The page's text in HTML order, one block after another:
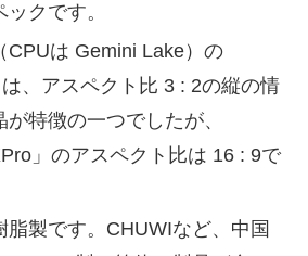
クです。
CPUは Gemini Lake）の
は、アスペクト比 3 : 2の縦の情
特徴の一つでしたが、
」のアスペクト比は 16 : 9で
脂製です。CHUWIなど、中国